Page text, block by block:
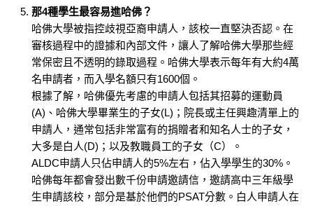
那4種學生最容易進哈佛？
哈佛大學被指控歧視亞裔申請人，該校一直堅決否認。在
審核過程中的證據和內部文件，讓人了解哈佛大學那些經
常保密且不透明的錄取過程。哈佛大學表示每年有大約4萬
名申請者，而入學名額只有1600個。
根據了解，哈佛優先考慮的申請人包括其招募的運動員
(A)、哈佛大學畢業生的子女(L)；院長或主任興趣清單上的
申請人，通常包括非常富有的捐贈者和知名人士的子女，
大多是白人(D)；以及教職員工的子女（C）。
ALDC申請人只佔申請人的5%左右，佔入學學生的30%。
哈佛每年都會發出數千份申請邀請信，邀請高中三年級學
生申請該校，部分是基於他們的PSAT分數。白人申請人在